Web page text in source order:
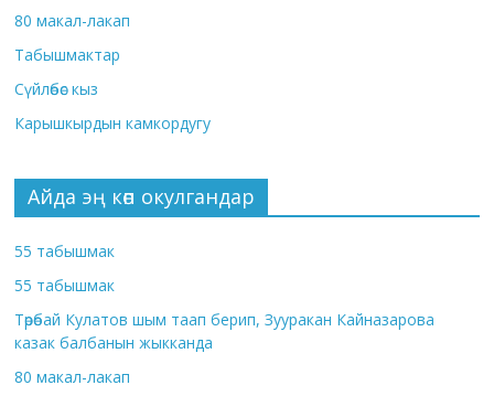
80 макал-лакап
Табышмактар
Сүйлөбөс кыз
Карышкырдын камкордугу
Айда эң көп окулгандар
55 табышмак
55 табышмак
Төрөбай Кулатов шым таап берип, Зууракан Кайназарова
казак балбанын жыкканда
80 макал-лакап